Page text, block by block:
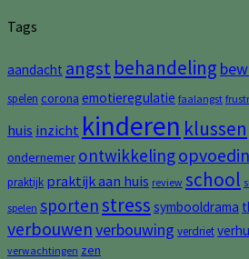
Tags
aandacht angst behandeling
spelen corona emotieregulatie faalangst
huis inzicht kinderen klussen
ondernemer ontwikkeling
praktijk praktijk aan huis review school
spelen sportenstress symbooldrama
verbouwenverbouwing verdriet
verwachtingen zen